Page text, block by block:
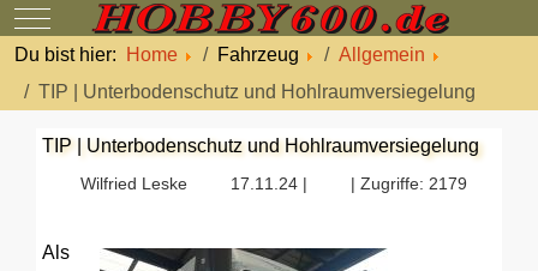
Mobile Menu Toggle
Du bist hier:
Home Fahrzeug
Allgemein
TIP | Unterbodenschutz und Hohlraumversiegelung
TIP | Unterbodenschutz und Hohlraumversiegelung
Wilfried Leske 17.11.24 | | Zugriffe: 2179
Als